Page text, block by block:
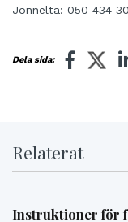
Jonnelta: 050 434
Dela sida:
Relaterat
Instruktioner för